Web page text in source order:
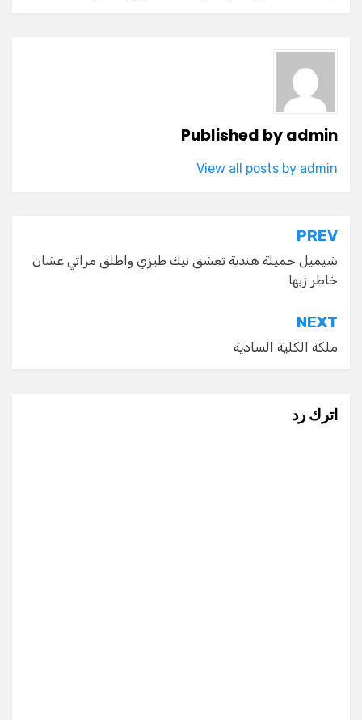
Published byadmin
View all posts by admin
تصفّح
المقالات
PREV
شيميل جميلة هندية تعشق نيك طيزي واطلق مراتي عشان
خاطر زبها
NEXT
ملكة الكلية السادية
اترك رد